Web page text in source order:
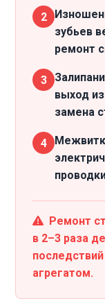
2
зубьев
ремонт
3
выход
замена
4
Ремонт
в 2–3 раза
агрегатом.